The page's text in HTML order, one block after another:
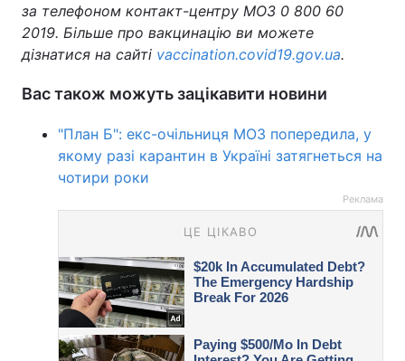
за телефоном контакт-центру МОЗ 0 800 60
2019. Більше про вакцинацію ви можете
дізнатися на сайті vaccination.covid19.gov.ua.
Вас також можуть зацікавити новини
"План Б": екс-очільниця МОЗ попередила, у
якому разі карантин в Україні затягнеться на
чотири роки
Реклама